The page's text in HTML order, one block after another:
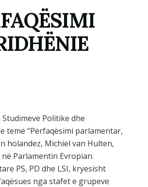
Politike dhe
temë “Përfaqësimi parlamentar,
holandez, Michiel van Hulten,
Parlamentin Evropian.
PS, PD dhe LSI, kryesisht
nga stafet e grupeve